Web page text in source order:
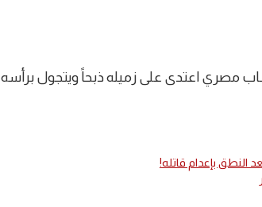
مصري اعتدى على زميله ذبحاً ويتجول برأسه
النطق بإعدام قاتله!